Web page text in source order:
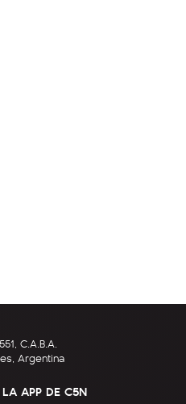
C.A.B.A.
Argentina
APP DE C5N